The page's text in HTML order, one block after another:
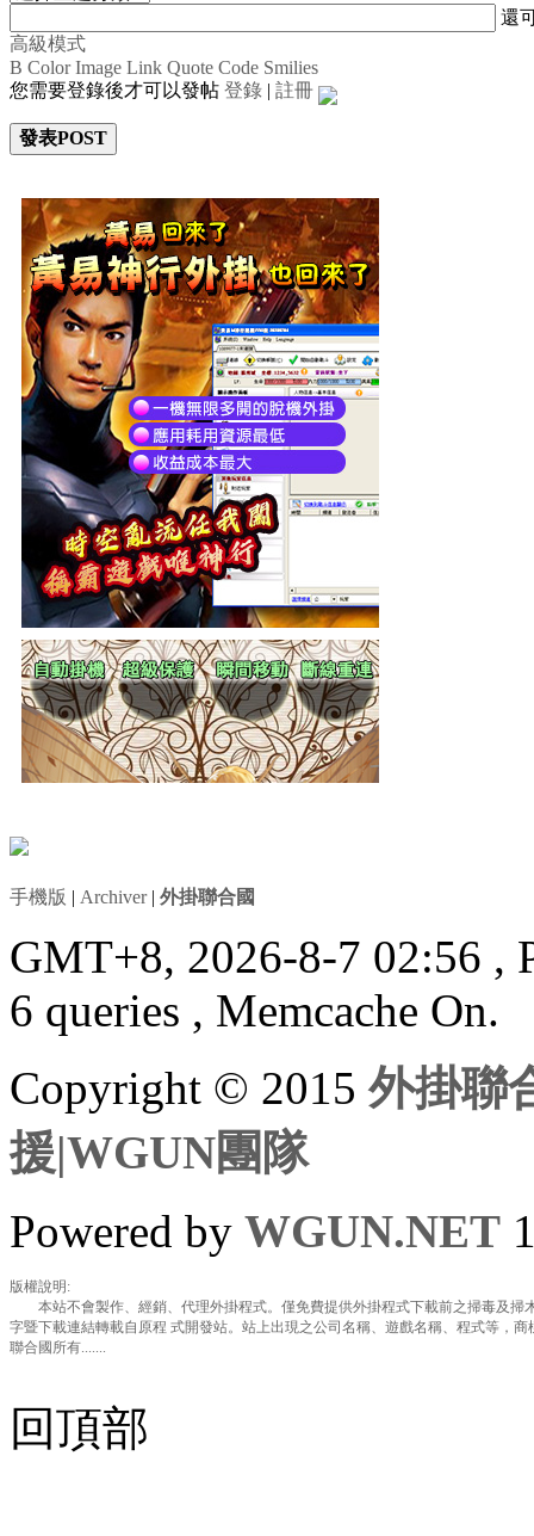
還
高級模式
B Color Image Link Quote Code Smilies
您需要登錄後才可以發帖 登錄 | 註冊
發表POST
手機版 | Archiver| 外掛聯合國
GMT+8, 2026-8-7 02:56 ,
6 queries , Memcache On.
Copyright © 2015外掛聯
援|WGUN團隊
Powered by WGUN.NET
版權說明:
本站不會製作、經銷、代理外掛程式。僅免費提供外掛程式下載前之掃毒及掃
字暨下載連結轉載自原程 式開發站。站上出現之公司名稱、遊戲名稱、程式等，
聯合國所有.......
回頂部